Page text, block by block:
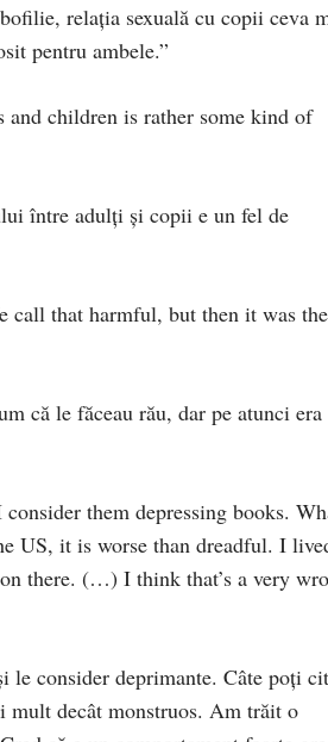
relaţia sexuală cu copii ceva
pentru ambele.”
children is rather some kind of
între adulţi şi copii e un fel de
call that harmful, but then it was the
că le făceau rău, dar pe atunci era
them depressing books.
US, it is worse than dreadful. I
there. (…) I think that’s a very
le consider deprimante. Câte poţi
mult decât monstruos. Am trăit o